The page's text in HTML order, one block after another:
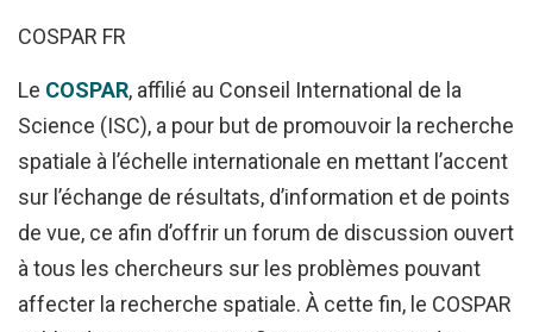
COSPAR FR
Le COSPAR, affilié au Conseil International de la
Science (ISC), a pour but de promouvoir la recherche
spatiale à l’échelle internationale en mettant l’accent
sur l’échange de résultats, d’information et de points
de vue, ce afin d’offrir un forum de discussion ouvert
à tous les chercheurs sur les problèmes pouvant
affecter la recherche spatiale. À cette fin, le COSPAR
Se
souvenir
de
moi
oublié